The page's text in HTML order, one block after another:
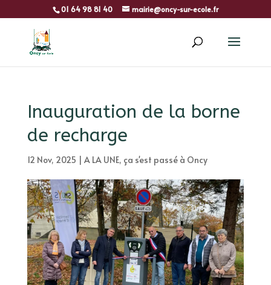
01 64 98 81 40 mairie@oncy-sur-ecole.fr
Inauguration de la borne
de recharge
12 Nov, 2025 | A LA UNE, ça s'est passé à Oncy